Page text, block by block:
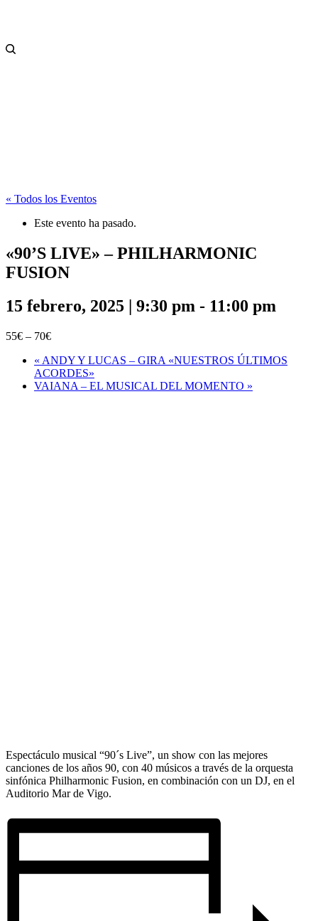
« Todos los Eventos
Este evento ha pasado.
«90’S LIVE» – PHILHARMONIC
FUSION
15 febrero, 2025 | 9:30 pm - 11:00 pm
55€ – 70€
« ANDY Y LUCAS – GIRA «NUESTROS ÚLTIMOS
ACORDES»
VAIANA – EL MUSICAL DEL MOMENTO »
Espectáculo musical “90´s Live”, un show con las mejores
canciones de los años 90, con 40 músicos a través de la orquesta
sinfónica Philharmonic Fusion, en combinación con un DJ, en el
Auditorio Mar de Vigo.